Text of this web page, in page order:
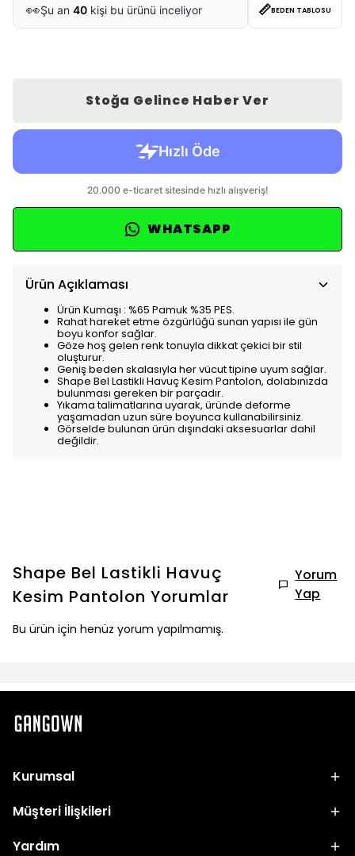
👀Şu an 40 kişi bu ürünü inceliyor 📏BEDEN TABLOSU
Stoğa Gelince Haber Ver
WHATSAPP
Ürün Açıklaması
Ürün Kumaşı : %65 Pamuk %35 PES.
Rahat hareket etme özgürlüğü sunan yapısı ile gün
boyu konfor sağlar.
Göze hoş gelen renk tonuyla dikkat çekici bir stil
oluşturur.
Geniş beden skalasıyla her vücut tipine uyum sağlar.
Shape Bel Lastikli Havuç Kesim Pantolon, dolabınızda
bulunması gereken bir parçadır.
Yıkama talimatlarına uyarak, üründe deforme
yaşamadan uzun süre boyunca kullanabilirsiniz.
Görselde bulunan ürün dışındaki aksesuarlar dahil
değildir.
Shape Bel Lastikli Havuç
Kesim Pantolon Yorumlar
Yorum
Yap
Bu ürün için henüz yorum yapılmamış.
Kurumsal
Müşteri İlişkileri
Yardım